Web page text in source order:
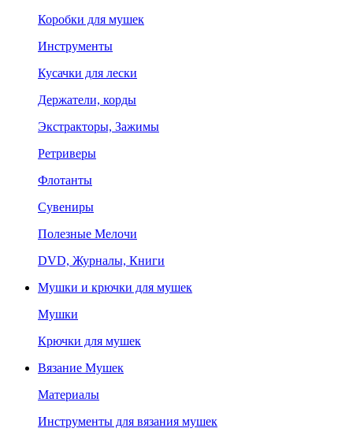
Коробки для мушек
Инструменты
Кусачки для лески
Держатели, корды
Экстракторы, Зажимы
Ретриверы
Флотанты
Сувениры
Полезные Мелочи
DVD, Журналы, Книги
Мушки и крючки для мушек
Мушки
Крючки для мушек
Вязание Мушек
Материалы
Инструменты для вязания мушек